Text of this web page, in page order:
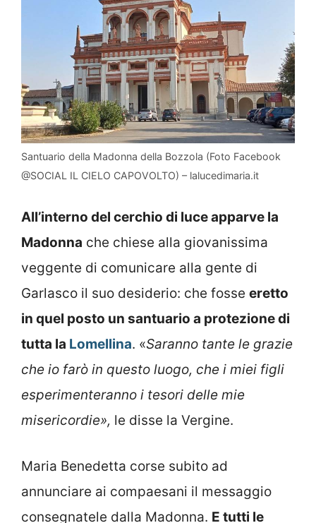
Santuario della Madonna della Bozzola (Foto Facebook
@SOCIAL IL CIELO CAPOVOLTO) – lalucedimaria.it
All’interno del cerchio di luce apparve la
Madonna che chiese alla giovanissima
veggente di comunicare alla gente di
Garlasco il suo desiderio: che fosse eretto
in quel posto un santuario a protezione di
tutta la Lomellina. «Saranno tante le grazie
che io farò in questo luogo, che i miei figli
esperimenteranno i tesori delle mie
misericordie», le disse la Vergine.
Maria Benedetta corse subito ad
annunciare ai compaesani il messaggio
consegnatele dalla Madonna. E tutti le